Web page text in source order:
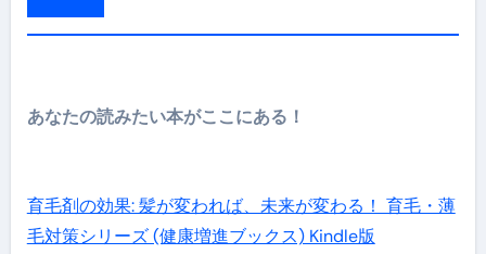
あなたの読みたい本がここにある！
育毛剤の効果: 髪が変われば、未来が変わる！ 育毛・薄
毛対策シリーズ (健康増進ブックス) Kindle版